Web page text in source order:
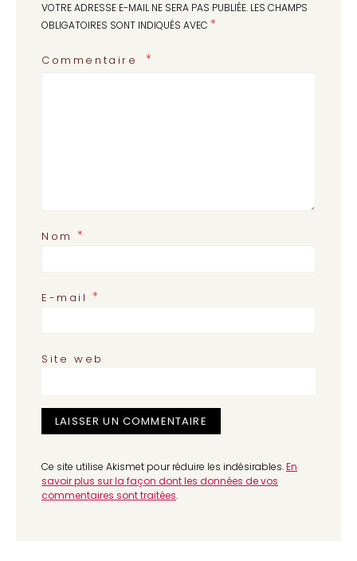
VOTRE ADRESSE E-MAIL NE SERA PAS PUBLIÉE. LES CHAMPS
OBLIGATOIRES SONT INDIQUÉS AVEC *
Commentaire
Nom*
E-mail*
Site web
Ce site utilise Akismet pour réduire les indésirables.En
savoir plus sur la façon dont les données de vos
commentaires sont traitées.